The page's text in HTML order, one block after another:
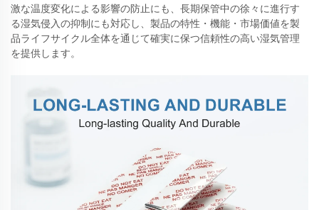
激な温度変化による影響の防止にも、長期保管中の徐々に進行す
る湿気侵入の抑制にも対応し、製品の特性・機能・市場価値を製
品ライフサイクル全体を通じて確実に保つ信頼性の高い湿気管理
を提供します。